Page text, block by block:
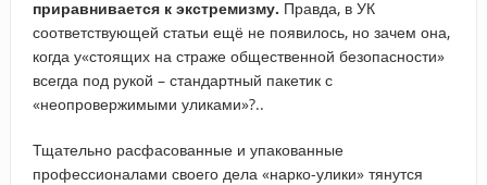
приравнивается к экстремизму. Правда, в УК
соответствующей статьи ещё не появилось, но зачем она,
когда у«стоящих на страже общественной безопасности»
всегда под рукой – стандартный пакетик с
«неопровержимыми уликами»?..
Тщательно расфасованные и упакованные
профессионалами своего дела «нарко-улики» тянутся